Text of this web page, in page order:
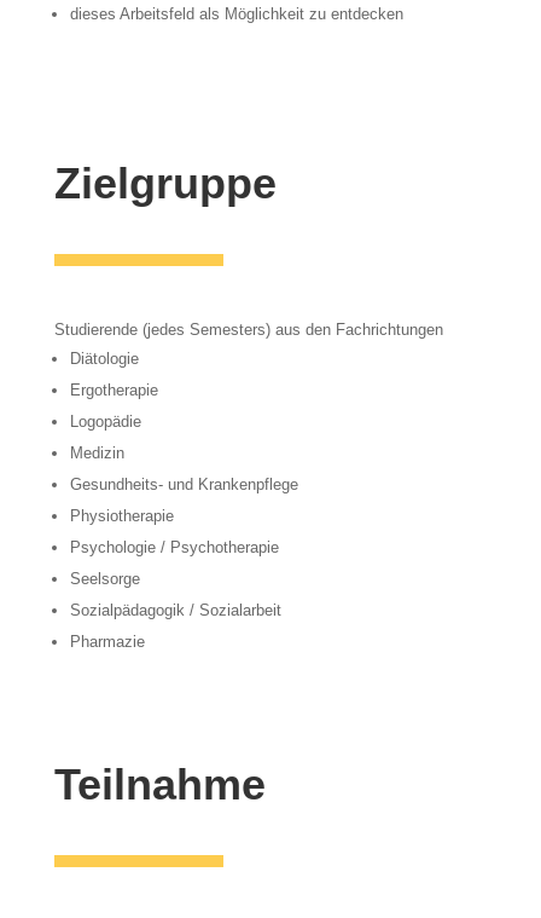
dieses Arbeitsfeld als Möglichkeit zu entdecken
Zielgruppe
Studierende (jedes Semesters) aus den Fachrichtungen
Diätologie
Ergotherapie
Logopädie
Medizin
Gesundheits- und Krankenpflege
Physiotherapie
Psychologie / Psychotherapie
Seelsorge
Sozialpädagogik / Sozialarbeit
Pharmazie
Teilnahme